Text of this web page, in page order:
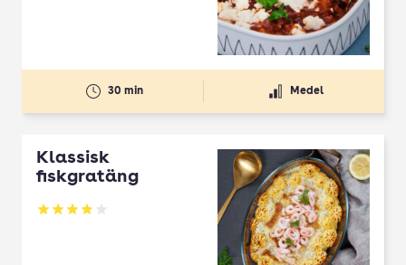
30 min Medel
Klassisk
fiskgratäng
Betyg: 3.86 av 5